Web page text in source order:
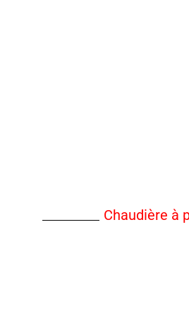
Chaudière à